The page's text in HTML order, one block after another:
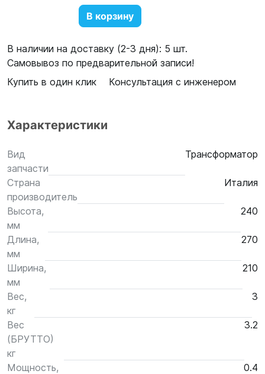
В корзину
В наличии на доставку (2-3 дня): 5 шт.
Самовывоз по предварительной записи!
Купить в один клик
Консультация с инженером
Характеристики
Вид
запчасти
Трансформатор
Страна
производитель
Италия
Высота,
мм
240
Длина,
мм
270
Ширина,
мм
210
Вес,
кг
3
Вес
(БРУТТО)
кг
3.2
Мощность,
0.4